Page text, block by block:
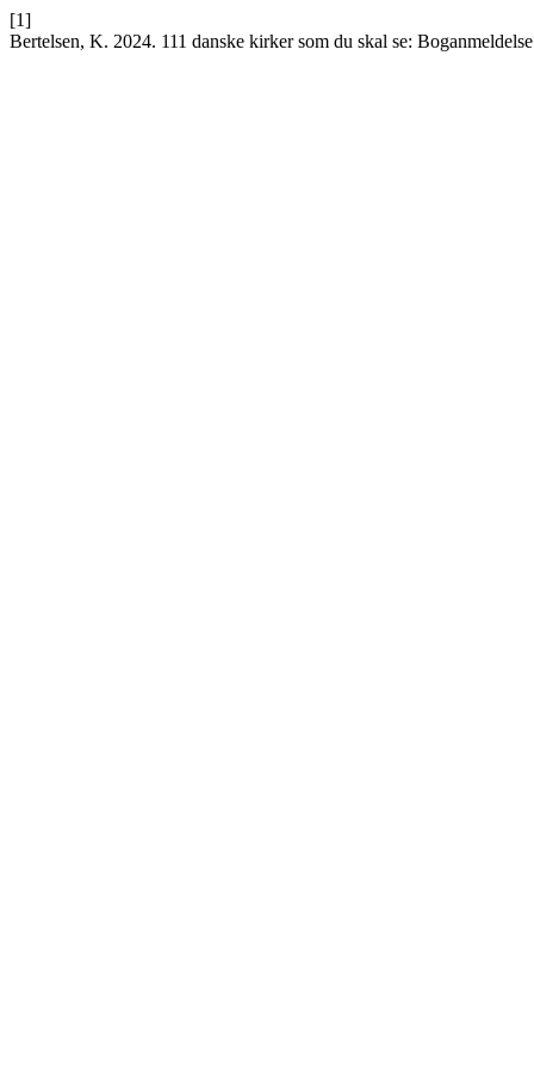
[1]
Bertelsen, K. 2024. 111 danske kirker som du skal se: